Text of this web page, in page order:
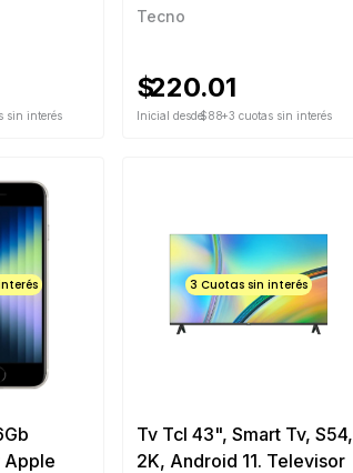
sin interés
Tecno
$220.01
Inicial desde$88+3 cuotas sin interés
Apple
3 Cuotas sin interés
Tv Tcl 43", Smart Tv, S54,
2K, Android 11. Televisor